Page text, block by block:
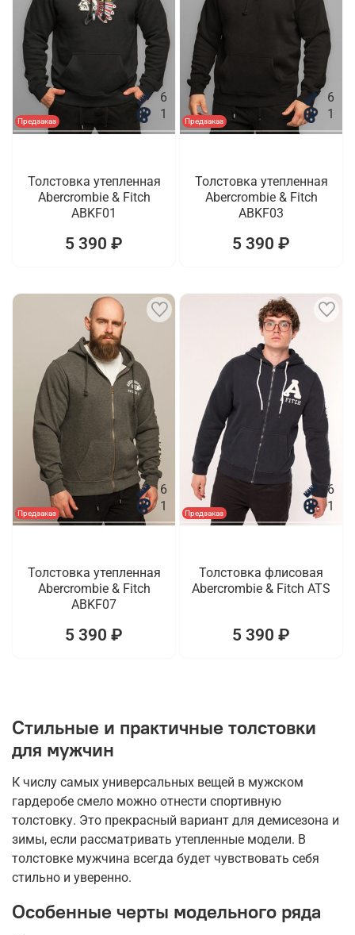
Предзаказ
6
1
Толстовка утепленная
Abercrombie & Fitch
ABKF01
5 390 ₽
Предзаказ
6
1
Толстовка утепленная
Abercrombie & Fitch
ABKF03
5 390 ₽
Предзаказ
6
1
Толстовка утепленная
Abercrombie & Fitch
ABKF07
5 390 ₽
Предзаказ
6
1
Толстовка флисовая
Abercrombie & Fitch ATS
5 390 ₽
Стильные и практичные толстовки
для мужчин
К числу самых универсальных вещей в мужском
гардеробе смело можно отнести спортивную
толстовку. Это прекрасный вариант для демисезона и
зимы, если рассматривать утепленные модели. В
толстовке мужчина всегда будет чувствовать себя
стильно и уверенно.
Особенные черты модельного ряда